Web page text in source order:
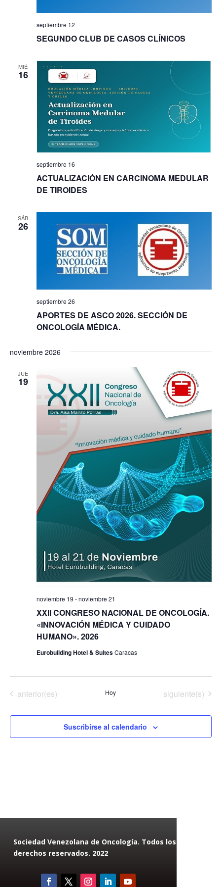
SEGUNDO CLUB DE CASOS CLÍNICOS
septiembre 12
MIÉ
16
ACTUALIZACIÓN EN CARCINOMA MEDULAR
DE TIROIDES
septiembre 16
SÁB
26
APORTES DE ASCO 2026. SECCIÓN DE
ONCOLOGÍA MÉDICA.
septiembre 26
noviembre 2026
JUE
19
XXII CONGRESO NACIONAL DE ONCOLOGÍA.
«INNOVACIÓN MÉDICA Y CUIDADO
HUMANO». 2026
noviembre 19 -noviembre 21
Eurobuilding Hotel & SuitesCaracas
Eventos
anterior(es) Hoy Eventos
siguiente(s)
Suscribirse al calendario
Sociedad Venezolana de Oncología. Todos los
derechos reservados. 2022